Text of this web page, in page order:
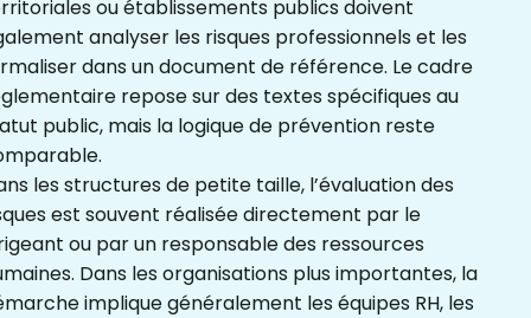
ou établissements publics doivent
analyser les risques professionnels et les
dans un document de référence. Le cadre
repose sur des textes spécifiques au
public, mais la logique de prévention reste
les structures de petite taille, l’évaluation des
est souvent réalisée directement par le
ou par un responsable des ressources
Dans les organisations plus importantes, la
implique généralement les équipes RH, les